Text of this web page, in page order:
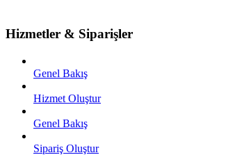
Hizmetler & Siparişler
Genel Bakış
Hizmet Oluştur
Genel Bakış
Sipariş Oluştur